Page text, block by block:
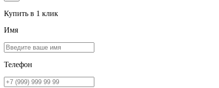
Купить в 1 клик
Имя
Телефон